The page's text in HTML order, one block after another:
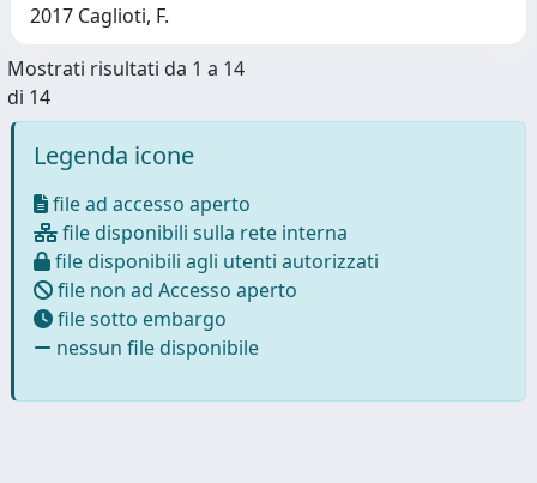
2017 Caglioti, F.
Mostrati risultati da 1 a 14
di 14
Legenda icone
file ad accesso aperto
file disponibili sulla rete interna
file disponibili agli utenti autorizzati
file non ad Accesso aperto
file sotto embargo
nessun file disponibile